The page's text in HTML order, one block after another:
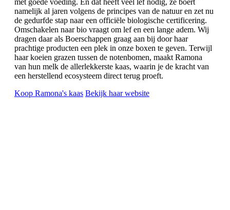
met goede voeding. En dat heeft veel lef nodig, ze boert
namelijk al jaren volgens de principes van de natuur en zet nu
de gedurfde stap naar een officiële biologische certificering.
Omschakelen naar bio vraagt om lef en een lange adem. Wij
dragen daar als Boerschappen graag aan bij door haar
prachtige producten een plek in onze boxen te geven. Terwijl
haar koeien grazen tussen de notenbomen, maakt Ramona
van hun melk de allerlekkerste kaas, waarin je de kracht van
een herstellend ecosysteem direct terug proeft.
Koop Ramona's kaas Bekijk haar website